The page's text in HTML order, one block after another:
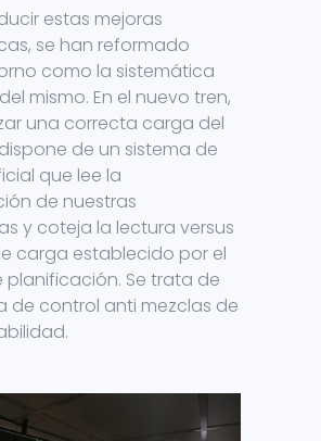
estas mejoras
se han reformado
como la sistemática
mismo. En el nuevo tren,
una correcta carga del
de un sistema de
que lee la
de nuestras
y coteja la lectura versus
carga establecido por el
planificación. Se trata de
de control anti mezclas de